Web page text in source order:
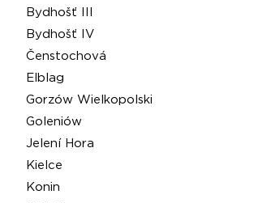
Bydhošť III
Bydhošť IV
Čenstochová
Elblag
Gorzów Wielkopolski
Goleniów
Jelení Hora
Kielce
Konin